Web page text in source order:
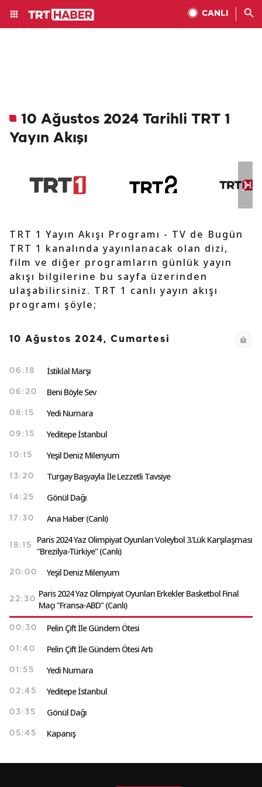
CANLI
10 Ağustos 2024 Tarihli TRT 1
Yayın Akışı
TRT 1 Yayın Akışı Programı - TV de Bugün
TRT 1 kanalında yayınlanacak olan dizi,
film ve diğer programların günlük yayın
akışı bilgilerine bu sayfa üzerinden
ulaşabilirsiniz. TRT 1 canlı yayın akışı
programı şöyle;
10 Ağustos 2024, Cumartesi
06:18 İstiklal Marşı
06:20 Beni Böyle Sev
08:15 Yedi Numara
09:15 Yeditepe İstanbul
10:15 Yeşil Deniz Milenyum
13:20 Turgay Başyayla İle Lezzetli Tavsiye
14:25 Gönül Dağı
17:30 Ana Haber (Canlı)
18:15
Paris 2024 Yaz Olimpiyat Oyunları Voleybol 3.'Lük Karşılaşması
"Brezilya-Türkiye" (Canlı)
20:00 Yeşil Deniz Milenyum
22:30
Paris 2024 Yaz Olimpiyat Oyunları Erkekler Basketbol Final
Maçı "Fransa-ABD" (Canlı)
00:30 Pelin Çift İle Gündem Ötesi
01:40 Pelin Çift İle Gündem Ötesi Artı
01:55 Yedi Numara
02:45 Yeditepe İstanbul
03:35 Gönül Dağı
05:45 Kapanış